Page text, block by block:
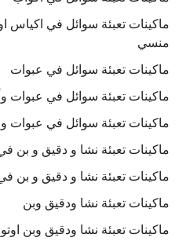
منسي
ماكينات تعبئة سوائل في عبوات
ماكينات تعبئة سوائل في عبوات
ماكينات تعبئة سوائل في عبوات
ماكينات تعبئة نشا و دقيق و بن
ماكينات تعبئة نشا و دقيق و بن
ماكينات تعبئة نشا ودقيق وبن
ماكينات تعبئة نشا ودقيق وبن